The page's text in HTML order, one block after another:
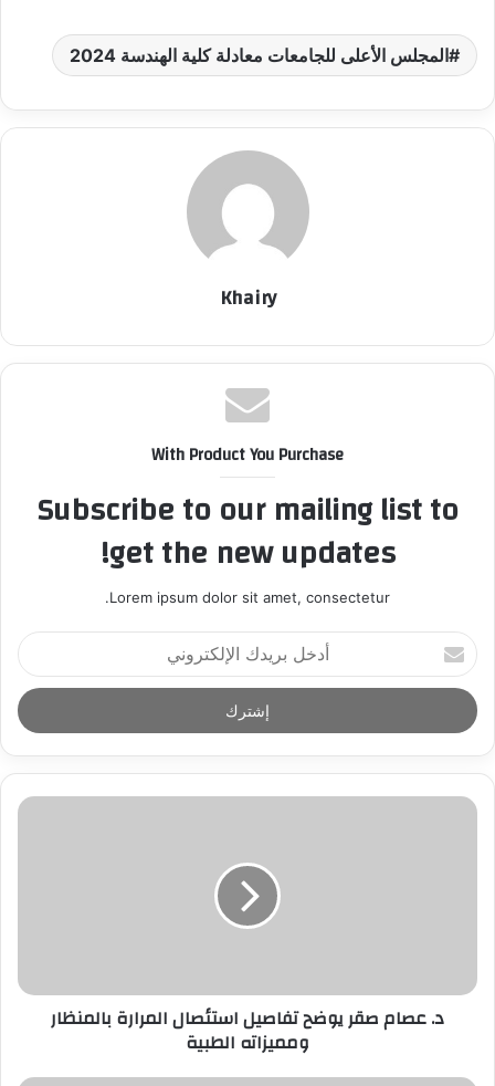
المجلس الأعلى للجامعات معادلة كلية الهندسة 2024
Khairy
With Product You Purchase
Subscribe to our mailing list to
get the new updates!
Lorem ipsum dolor sit amet, consectetur.
أ
د
خ
ل
ر
د
ر
د. عصام صقر يوضح تفاصيل استئصال المرارة بالمنظار
ومميزاته الطبية